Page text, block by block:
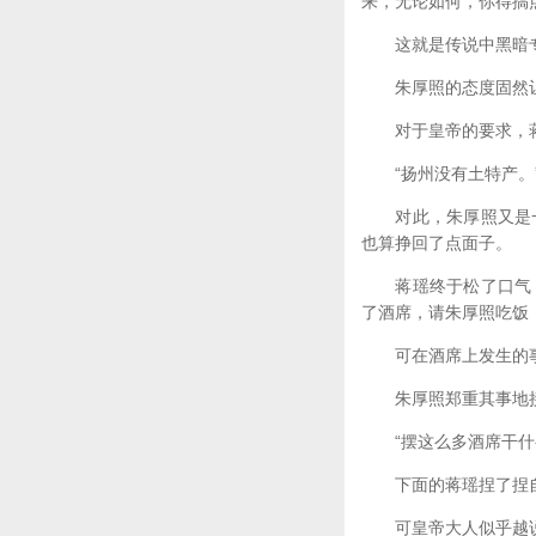
这就是传说中黑暗专
朱厚照的态度固然
对于皇帝的要求，
“扬州没有土特产。
对此，朱厚照又是一
也算挣回了点面子。
蒋瑶终于松了口气，
了酒席，请朱厚照吃
可在酒席上发生的
朱厚照郑重其事地接
“摆这么多酒席干什
下面的蒋瑶捏了捏自
可皇帝大人似乎越